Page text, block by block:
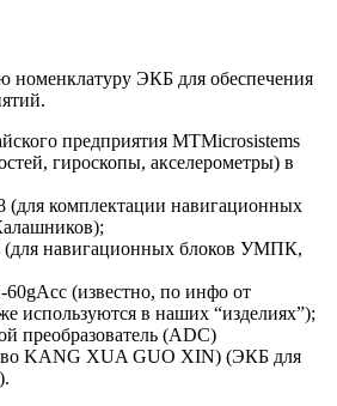
номенклатуру ЭКБ для обеспечения
предприятия MTMicrosistems
гироскопы, акселерометры) в
комплектации навигационных
навигационных блоков УМПК,
(известно, по инфо от
используются в наших “изделиях”);
преобразователь (АDC)
KANG XUA GUO XIN) (ЭКБ для